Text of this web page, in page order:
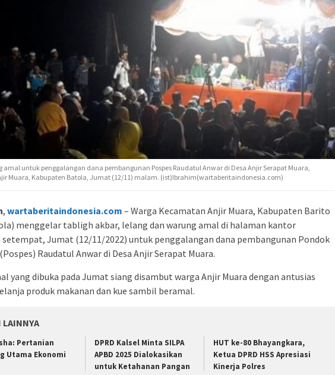
amal untuk penggalangan dana pembangunan Pospes Raudatul Anwar di Desa Anjir Serapat Muara,
Muara, Kabupaten Batola, Jumat (12/11) malam. (ist)Ibrahim(wartaberitaindonesia.com)
, wartaberitaindonesia.com – Warga Kecamatan Anjir Muara, Kabupaten Barito
menggelar tabligh akbar, lelang dan warung amal di halaman kantor
setempat, Jumat (12/11/2022) untuk penggalangan dana pembangunan Pondok
Raudatul Anwar di Desa Anjir Serapat Muara.
yang dibuka pada Jumat siang disambut warga Anjir Muara dengan antusias
produk makanan dan kue sambil beramal.
LAINNYA
Pertanian
Utama Ekonomi
DPRD Kalsel Minta SILPA
APBD 2025 Dialokasikan
untuk Ketahanan Pangan
HUT ke-80 Bhayangkara,
Ketua DPRD HSS Apresiasi
Kinerja Polres